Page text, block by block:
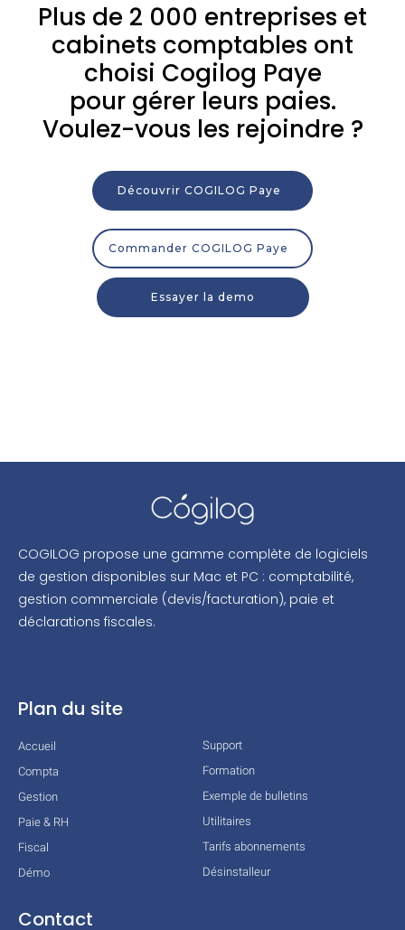
Plus de 2 000 entreprises et
cabinets comptables ont
choisi Cogilog Paye
pour gérer leurs paies.
Voulez-vous les rejoindre ?
Découvrir COGILOG Paye
Commander COGILOG Paye
Essayer la demo
COGILOG propose une gamme complète de logiciels
de gestion disponibles sur Mac et PC : comptabilité,
gestion commerciale (devis/facturation), paie et
déclarations fiscales.
Plan du site
Accueil
Compta
Gestion
Paie & RH
Fiscal
Démo
Support
Formation
Exemple de bulletins
Utilitaires
Tarifs abonnements
Désinstalleur
Contact